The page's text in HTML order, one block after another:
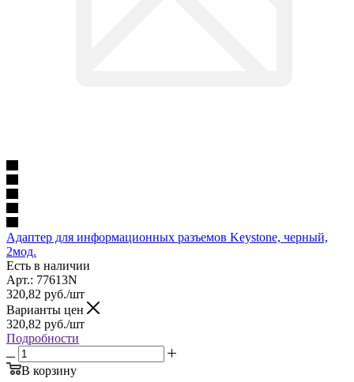
Адаптер для информационных разъемов Keystone, черный,
2мод.
Есть в наличии
Арт.: 77613N
320,82 руб./шт
Варианты цен
320,82 руб./шт
Подробности
В корзину